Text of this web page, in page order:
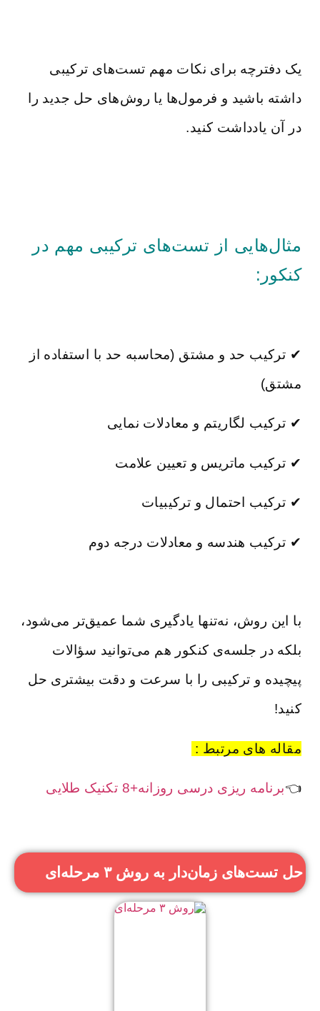
یک دفترچه برای نکات مهم تست‌های ترکیبی
داشته باشید و فرمول‌ها یا روش‌های حل جدید را
در آن یادداشت کنید.
مثال‌هایی از تست‌های ترکیبی مهم در
کنکور:
✔ ترکیب حد و مشتق (محاسبه حد با استفاده از
مشتق)
✔ ترکیب لگاریتم و معادلات نمایی
✔ ترکیب ماتریس و تعیین علامت
✔ ترکیب احتمال و ترکیبیات
✔ ترکیب هندسه و معادلات درجه دوم
با این روش، نه‌تنها یادگیری شما عمیق‌تر می‌شود،
بلکه در جلسه‌ی کنکور هم می‌توانید سؤالات
پیچیده و ترکیبی را با سرعت و دقت بیشتری حل
کنید!
مقاله های مرتبط :
👈برنامه ریزی درسی روزانه+8 تکنیک طلایی
حل تست‌های زمان‌دار به روش ۳ مرحله‌ای